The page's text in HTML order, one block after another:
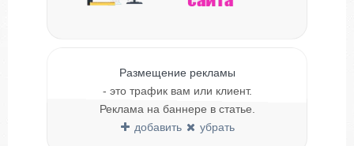
Размещение рекламы
- это трафик вам или клиент.
Реклама на баннере в статье.
добавить
убрать